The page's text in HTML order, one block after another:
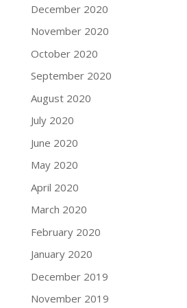
December 2020
November 2020
October 2020
September 2020
August 2020
July 2020
June 2020
May 2020
April 2020
March 2020
February 2020
January 2020
December 2019
November 2019